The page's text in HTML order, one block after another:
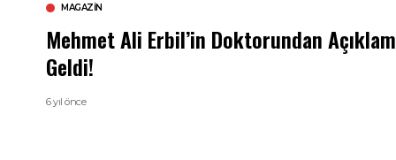
MAGAZIN
Mehmet Ali Erbil’in Doktorundan
Geldi!
6 yıl önce